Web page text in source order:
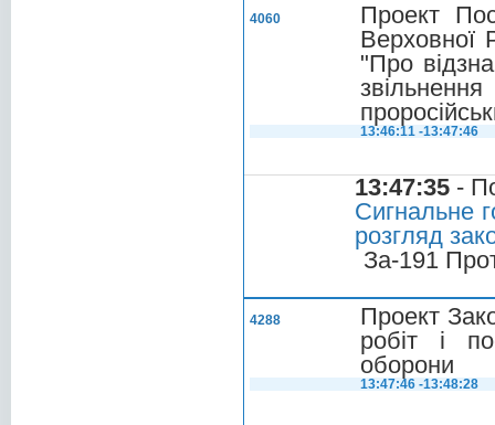
4060
Проект
Верховної
"Про
13:46:11 -13:47:46
13:47:35 -
Сигнальне
розгляд
За-191
4288
Проект
робіт і
оборони
13:47:46 -13:48:28